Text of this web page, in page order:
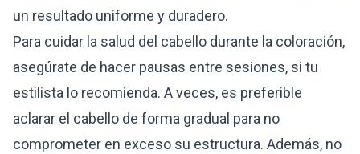
un resultado uniforme y duradero.
Para cuidar la salud del cabello durante la coloración,
asegúrate de hacer pausas entre sesiones, si tu
estilista lo recomienda. A veces, es preferible
aclarar el cabello de forma gradual para no
comprometer en exceso su estructura. Además, no